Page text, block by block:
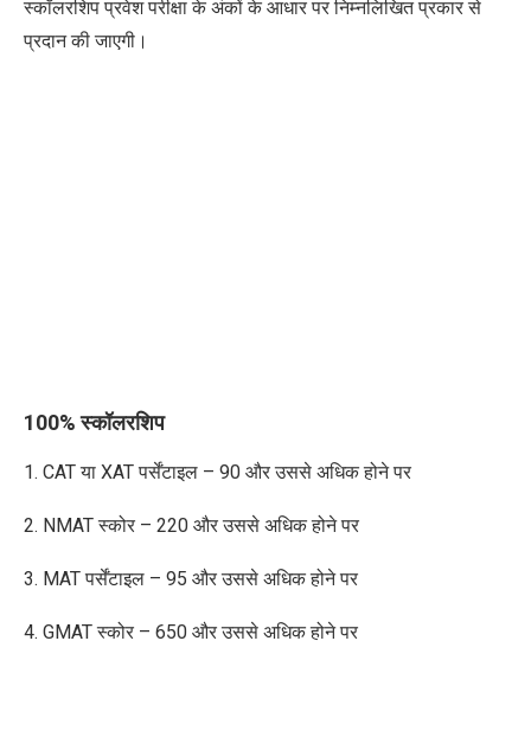
स्कॉलरशिप प्रवेश परीक्षा के अंकों के आधार पर निम्नलिखित प्रकार से
प्रदान की जाएगी।
100% स्कॉलरशिप
1. CATया XATपर्सेंटाइल – 90 और उससे अधिक होने पर
2. NMATस्कोर – 220 और उससे अधिक होने पर
3. MATपर्सेंटाइल – 95 और उससे अधिक होने पर
4. GMATस्कोर – 650 और उससे अधिक होने पर